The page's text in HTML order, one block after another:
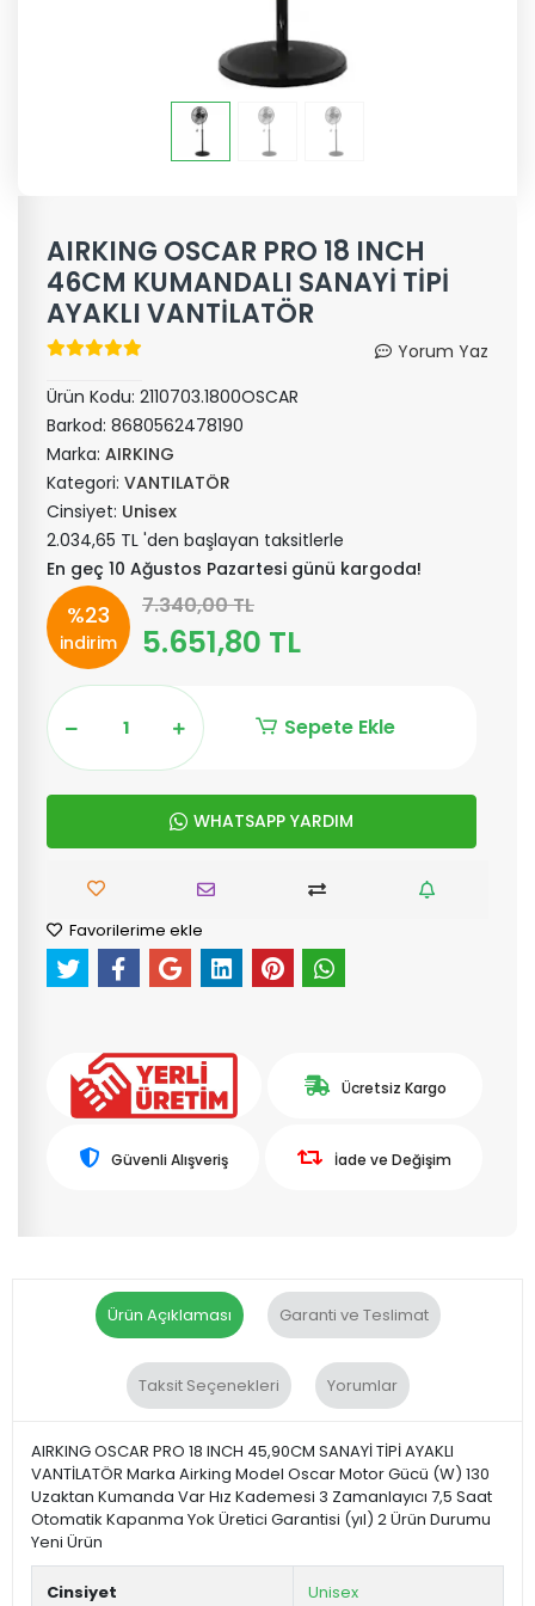
AIRKING OSCAR PRO 18 INCH
46CM KUMANDALI SANAYİ TİPİ
AYAKLI VANTİLATÖR
Yorum Yaz
Ürün Kodu: 2110703.1800OSCAR
Barkod: 8680562478190
Marka: AIRKING
Kategori: VANTILATÖR
Cinsiyet: Unisex
2.034,65 TL 'den başlayan taksitlerle
En geç 10 Ağustos Pazartesi günü kargoda!
%23
indirim
7.340,00 TL
5.651,80 TL
Sepete Ekle
WHATSAPP YARDIM
Favorilerime ekle
Ücretsiz Kargo
Güvenli Alışveriş İade ve Değişim
Ürün Açıklaması Garanti ve Teslimat
Taksit Seçenekleri Yorumlar
AIRKING OSCAR PRO 18 INCH 45,90CM SANAYİ TİPİ AYAKLI
VANTİLATÖR Marka Airking Model Oscar Motor Gücü (W) 130
Uzaktan Kumanda Var Hız Kademesi 3 Zamanlayıcı 7,5 Saat
Otomatik Kapanma Yok Üretici Garantisi (yıl) 2 Ürün Durumu
Yeni Ürün
Cinsiyet Unisex